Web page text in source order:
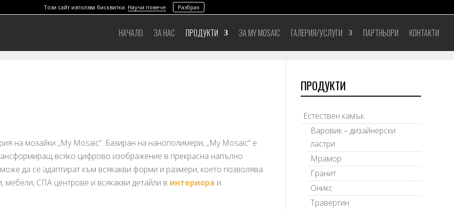
НАЧАЛО ЗА НАС ПРОДУКТИ ЗА MY MOSAIC ГАЛЕРИЯ/УСЛУГИ ПАРТНЬОРИ КОНТАКТИ
на мозайки „My Mosaic“. Базиран на нанополимери, „My Mosaic“ е
всяко цифрово изображение в прекрасна напълно
да се адаптират към всякакви форми и размери, което позволява
мебели, СПА центрове и всякакви детайли в интериора и
ПРОДУКТИ
Естествен камък
Варовик – дизайнерски
ластри
Мрамор
Гранит
Оникс
Травертин
Този сайт използва бисквитки. Научи повече Разбрах